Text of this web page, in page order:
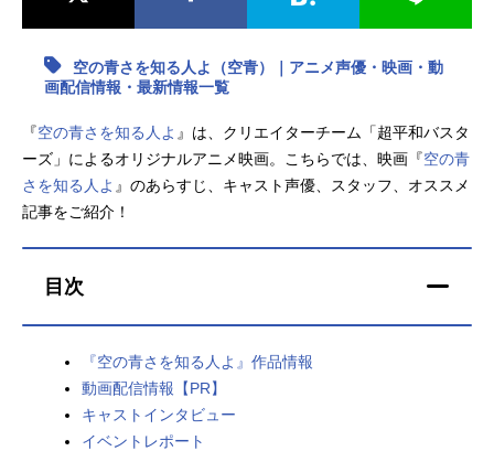
最新記事一覧
アニメ記事一覧 声優記事一覧
アニメ映画一覧 実写化映画一覧
今期アニメ曜日別一覧
男性声優/女性声優一覧
FOLLOW US
空の青さを知る人よ（空青）｜アニメ声優・映画・動
画配信情報・最新情報一覧
『空の青さを知る人よ 』は、クリエイターチーム「超平和バスタ
ーズ」によるオリジナルアニメ映画。こちらでは、映画『空の青
さを知る人よ 』のあらすじ、キャスト声優、スタッフ、オススメ
記事をご紹介！
目次
『空の青さを知る人よ』作品情報
動画配信情報【PR】
キャストインタビュー
イベントレポート